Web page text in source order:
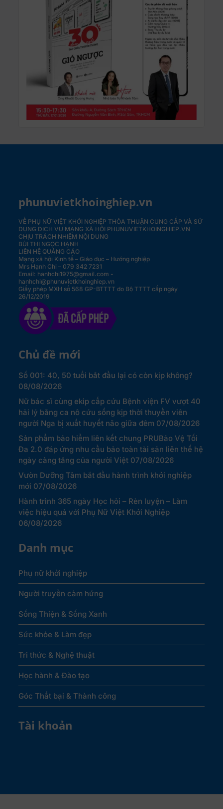
phunuvietkhoinghiep.vn
VỀ PHỤ NỮ VIỆT KHỞI NGHIỆPTHỎA THUẬN CUNG CẤP VÀ SỬ
DỤNG DỊCH VỤ MẠNG XÃ HỘI PHUNUVIETKHOINGHIEP.VN
CHỊU TRÁCH NHIỆM NỘI DUNG
BÙI THỊ NGỌC HẠNH
LIÊN HỆ QUẢNG CÁO
Mạng xã hội Kinh tế – Giáo dục – Hướng nghiệp
Mrs Hạnh Chi – 079 342 7231
Email: hanhchi1975@gmail.com -
hanhchi@phunuvietkhoinghiep.vn
Giấy phép MXH số 568 GP-BTTTT do Bộ TTTT cấp ngày
26/12/2019
Chủ đề mới
Số 001: 40, 50 tuổi bắt đầu lại có còn kịp không?
08/08/2026
Nữ bác sĩ cùng ekip cấp cứu Bệnh viện FV vượt 40
hải lý bằng ca nô cứu sống kịp thời thuyền viên
người Nga bị xuất huyết não giữa đêm 07/08/2026
Sản phẩm bảo hiểm liên kết chung PRUBảo Vệ Tối
Đa 2.0 đáp ứng nhu cầu bảo toàn tài sản liên thế hệ
ngày càng tăng của người Việt 07/08/2026
Vườn Dưỡng Tâm bắt đầu hành trình khởi nghiệp
mới 07/08/2026
Hành trình 365 ngày Học hỏi – Rèn luyện – Làm
việc hiệu quả với Phụ Nữ Việt Khởi Nghiệp
06/08/2026
Danh mục
Phụ nữ khởi nghiệp
Người truyền cảm hứng
Sống Thiện & Sống Xanh
Sức khỏe & Làm đẹp
Tri thức & Nghệ thuật
Học hành & Đào tạo
Góc Thất bại & Thành công
Tài khoản